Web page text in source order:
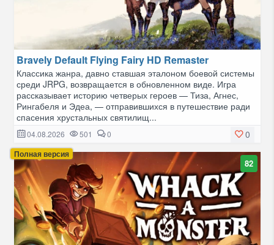
Bravely Default Flying Fairy HD Remaster
Классика жанра, давно ставшая эталоном боевой системы
среди JRPG, возвращается в обновленном виде. Игра
рассказывает историю четверых героев — Тиза, Агнес,
Рингабеля и Эдеа, — отправившихся в путешествие ради
спасения хрустальных святилищ...
0
04.08.2026 501 0
Полная версия
82